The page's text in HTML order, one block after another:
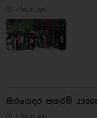
4 hours ago
හිරගෙදර පතරම්
4 hours ago